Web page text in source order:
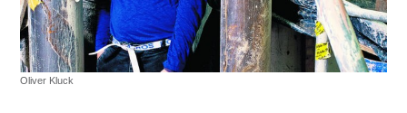
Oliver Kluck